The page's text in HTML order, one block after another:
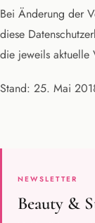
Bei Änderung der
diese
die jeweils aktuelle
Stand: 25. Mai
NEWSLETTER
Beauty &